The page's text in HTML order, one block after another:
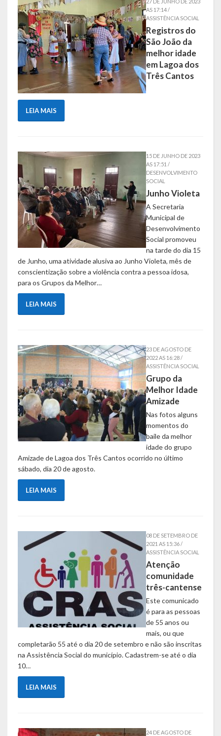
Parcerias – LEI 13.019/2014
RGF
RPPS
Transparência
Apresentação
Portal da Transparência
Links Úteis
Emendas Parlament. EC 105 FNS
Emendas Parlamentares Federais
ITBI Online
Portal do Cidadão
Carta de Serviços ao Usuário
Transparência 2015
Acesso a Informação – SIC
O que é?
Formulário de Pedido de Informações
Formulário de Recurso
Relatório Anual de Solicitações – SIC
Servidor
Gestão Interna – GOVBR (Sistema)
Gestão Saúde – GOVBR
Gestão Educação – Educar Web
AS 17:14 /
ASSISTÊNCIA SOCIAL
Registros do
São João da
melhor idade
em Lagoa dos
Três Cantos
LEIA MAIS
15 DE JUNHO DE 2023
AS 17:51 /
DESENVOLVIMENTO
SOCIAL
Junho Violeta
A Secretaria
Municipal de
Desenvolvimento
Social promoveu
na tarde do dia 15
de Junho, uma atividade alusiva ao Junho Violeta, mês de
conscientização sobre a violência contra a pessoa idosa,
para os Grupos da Melhor…
LEIA MAIS
23 DE AGOSTO DE
2022 AS 16:28 /
ASSISTÊNCIA SOCIAL
Grupo da
Melhor Idade
Amizade
Nas fotos alguns
momentos do
baile da melhor
idade do grupo
Amizade de Lagoa dos Três Cantos ocorrido no último
sábado, dia 20 de agosto.
LEIA MAIS
08 DE SETEMBRO DE
2021 AS 15:36 /
ASSISTÊNCIA SOCIAL
Atenção
comunidade
três-cantense
Este comunicado
é para as pessoas
de 55 anos ou
mais, ou que
completarão 55 até o dia 20 de setembro e não são inscritas
na Assistência Social do município. Cadastrem-se até o dia
10…
LEIA MAIS
24 DE AGOSTO DE